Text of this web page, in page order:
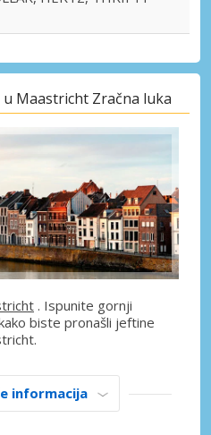
Maastricht Zračna luka
. Ispunite gornji
biste pronašli jeftine
informacija